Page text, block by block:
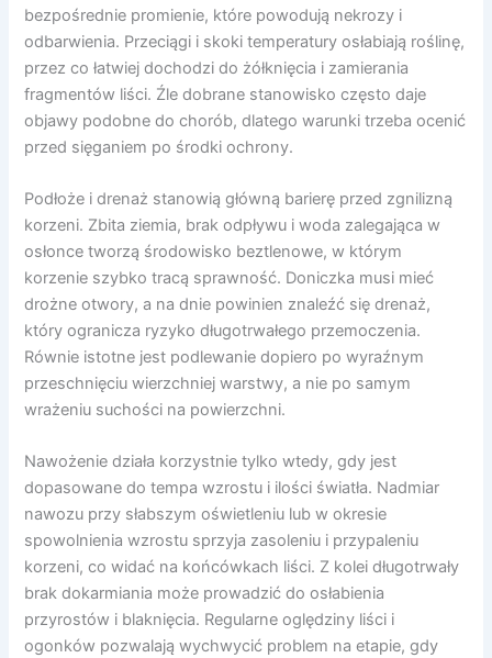
bezpośrednie promienie, które powodują nekrozy i
odbarwienia. Przeciągi i skoki temperatury osłabiają roślinę,
przez co łatwiej dochodzi do żółknięcia i zamierania
fragmentów liści. Źle dobrane stanowisko często daje
objawy podobne do chorób, dlatego warunki trzeba ocenić
przed sięganiem po środki ochrony.
Podłoże i drenaż stanowią główną barierę przed zgnilizną
korzeni. Zbita ziemia, brak odpływu i woda zalegająca w
osłonce tworzą środowisko beztlenowe, w którym
korzenie szybko tracą sprawność. Doniczka musi mieć
drożne otwory, a na dnie powinien znaleźć się drenaż,
który ogranicza ryzyko długotrwałego przemoczenia.
Równie istotne jest podlewanie dopiero po wyraźnym
przeschnięciu wierzchniej warstwy, a nie po samym
wrażeniu suchości na powierzchni.
Nawożenie działa korzystnie tylko wtedy, gdy jest
dopasowane do tempa wzrostu i ilości światła. Nadmiar
nawozu przy słabszym oświetleniu lub w okresie
spowolnienia wzrostu sprzyja zasoleniu i przypaleniu
korzeni, co widać na końcówkach liści. Z kolei długotrwały
brak dokarmiania może prowadzić do osłabienia
przyrostów i blaknięcia. Regularne oględziny liści i
ogonków pozwalają wychwycić problem na etapie, gdy